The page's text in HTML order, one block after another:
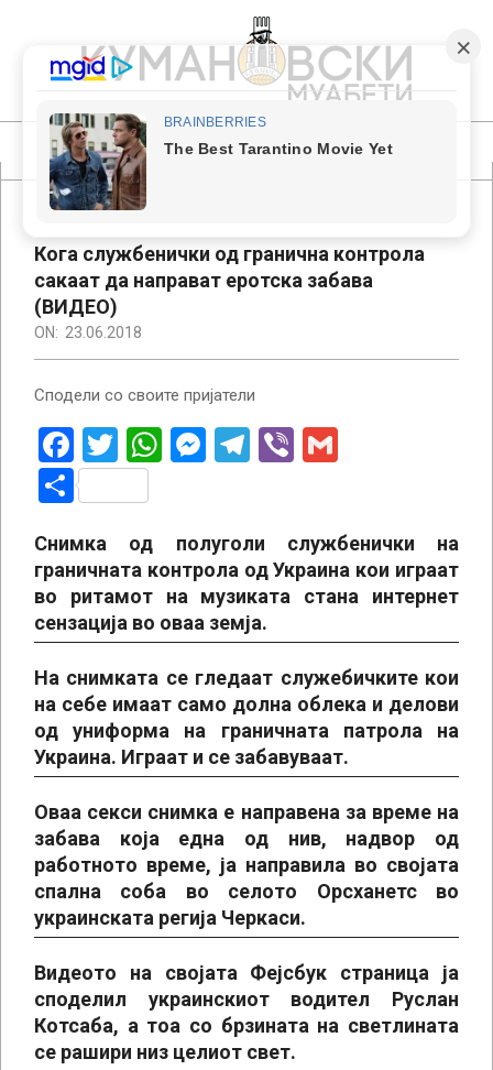
content
КУМАНОВСКИ
МУАБЕТИ
Primary
Navigation
Кога службенички од гранична контрола
сакаат да направат еротска забава
(ВИДЕО)
ON: 23.06.2018
Сподели со своите пријатели
Facebook
Twitter
WhatsApp
Messenger
Telegram
Viber
Share
Снимка од полуголи службенички на
граничната контрола од Украина кои играат
во ритамот на музиката стана интернет
сензација во оваа земја.
На снимката се гледаат служебичките кои
на себе имаат само долна облека и делови
од униформа на граничната патрола на
Украина. Играат и се забавуваат.
Оваа секси снимка е направена за време на
забава која една од нив, надвор од
работното време, ја направила во својата
спална соба во селото Орсханетс во
украинската регија Черкаси.
Видеото на својата Фејсбук страница ја
споделил украинскиот водител Руслан
Котсаба, а тоа со брзината на светлината
се рашири низ целиот свет.